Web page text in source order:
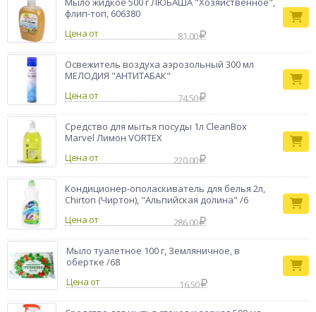
флип-топ, 606380
Цена от
81.00
Освежитель воздуха аэрозольный 300 мл
МЕЛОДИЯ "АНТИТАБАК"
Цена от
74.50
Средство для мытья посуды 1л CleanBox
Marvel Лимон VORTEX
Цена от
220.00
Кондиционер-ополаскиватель для белья 2л,
Chirton (Чиртон), "Альпийская долина" /6
Цена от
286.00
Мыло туалетное 100 г, Земляничное, в
обертке /68
Цена от
16.50